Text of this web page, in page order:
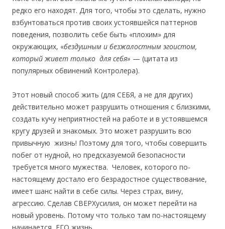
редко его находят. Для того, чтобы это сделать, нужно
взбунтоваться против своих устоявшейся паттернов
поведения, позволить себе быть «плохим» для
окружающих, «бездушным и безжалостным эгоистом,
который живет только для себя» — (цитата из
популярных обвинений Контролера).
Этот новый способ жить (для СЕБЯ, а не для других)
действительно может разрушить отношения с близкими,
создать кучу неприятностей на работе и в устоявшемся
кругу друзей и знакомых. Это может разрушить всю
привычную жизнь! Поэтому для того, чтобы совершить
побег от нудной, но предсказуемой безопасности
требуется много мужества. Человек, которого по-
настоящему достало его безрадостное существование,
имеет шанс найти в себе силы. Через страх, вину,
агрессию. Сделав СВЕРХусилия, он может перейти на
новый уровень. Потому что только там по-настоящему